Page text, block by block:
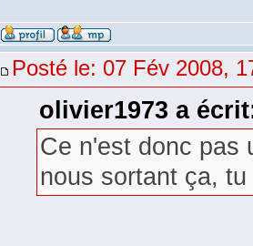
Posté le: 07 Fév 2008,
olivier1973 a
Ce n'est donc pas
nous sortant ça,